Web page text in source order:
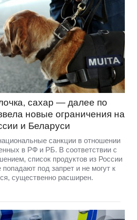
сахар — далее по
новые ограничения на
и Беларуси
санкции в отношении
в РФ и РБ. В соответствии с
список продуктов из России
под запрет и не могут к
существенно расширен.